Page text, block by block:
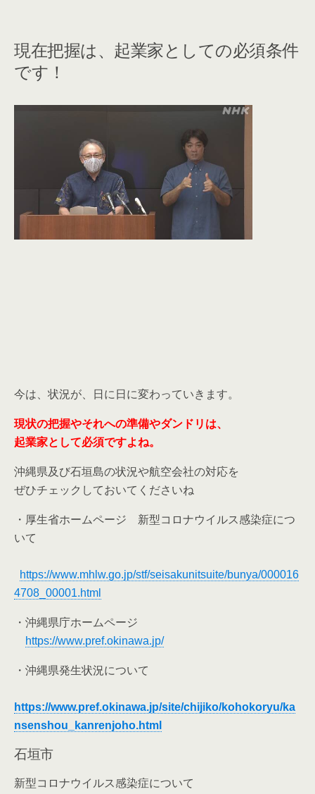
現在把握は、起業家としての必須条件
です！
今は、状況が、日に日に変わっていきます。
現状の把握やそれへの準備やダンドリは、
起業家として必須ですよね。
沖縄県及び石垣島の状況や航空会社の対応を
ぜひチェックしておいてくださいね
・厚生省ホームページ 新型コロナウイルス感染症につ
いて
https://www.mhlw.go.jp/stf/seisakunitsuite/bunya/000016
4708_00001.html
・沖縄県庁ホームページ
https://www.pref.okinawa.jp/
・沖縄県発生状況について
https://www.pref.okinawa.jp/site/chijiko/kohokoryu/ka
nsenshou_kanrenjoho.html
石垣市
新型コロナウイルス感染症について